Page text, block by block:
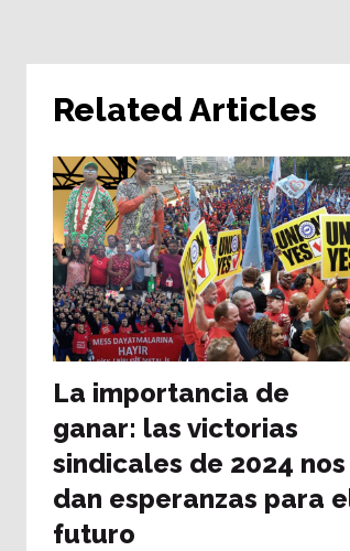
Related Articles
La importancia de
ganar: las victorias
sindicales de 2024 nos
dan esperanzas para
futuro